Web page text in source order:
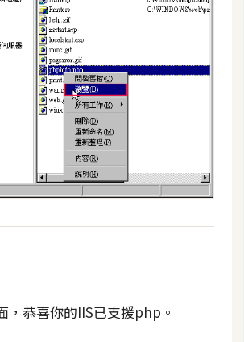
，恭喜你的IIS已支援php。